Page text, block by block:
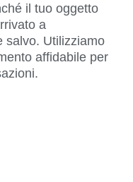
il tuo oggetto
a
salvo. Utilizziamo
affidabile per